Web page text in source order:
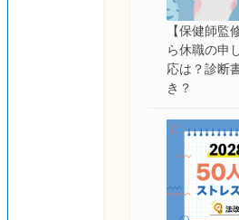
【保健師監
ら休職の申
応は？診断
き？